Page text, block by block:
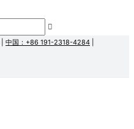
中国：+86 191-2318-4284